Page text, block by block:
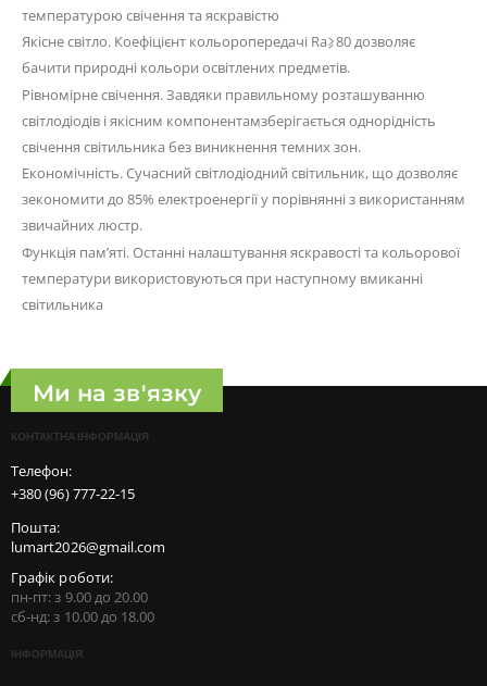
температурою свічення та яскравістю
Якісне світло. Коефіцієнт кольоропередачі Ra⩾80 дозволяє
бачити природні кольори освітлених предметів.
Рівномірне свічення. Завдяки правильному розташуванню
світлодіодів і якісним компонентамзберігається однорідність
свічення світильника без виникнення темних зон.
Економічність. Сучасний світлодіодний світильник, що дозволяє
зекономити до 85% електроенергії у порівнянні з використанням
звичайних люстр.
Функція пам’яті. Останні налаштування яскравості та кольорової
температури використовуються при наступному вмиканні
світильника
Ми на зв'язку
КОНТАКТНА ІНФОРМАЦІЯ
Телефон:
+380 (96) 777-22-15
Пошта:
lumart2026@gmail.com
Графік роботи:
пн-пт: з 9.00 до 20.00
сб-нд: з 10.00 до 18.00
ІНФОРМАЦІЯ